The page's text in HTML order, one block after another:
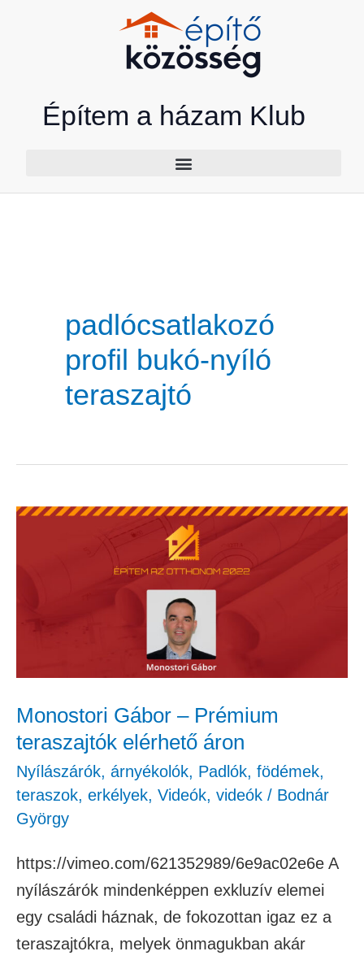
Építem a házam Klub
padlócsatlakozó
profil bukó-nyíló
teraszajtó
Monostori Gábor – Prémium
teraszajtók elérhető áron
Nyílászárók, árnyékolók, Padlók, födémek,
teraszok, erkélyek, Videók, videók / Bodnár
György
https://vimeo.com/621352989/6e9ac02e6e A
nyílászárók mindenképpen exkluzív elemei
egy családi háznak, de fokozottan igaz ez a
teraszajtókra, melyek önmagukban akár
Monostori
áron